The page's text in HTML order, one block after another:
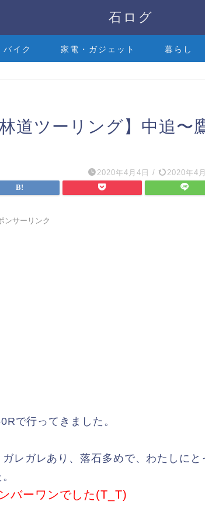
石ログ
バイク 家電・ガジェット 暮らし
道ツーリング】中追〜
2020年4月4日 / 2020年4
ンサーリンク
で行ってきました。
レガレあり、落石多めで、わたしにと
バーワンでした(T_T)